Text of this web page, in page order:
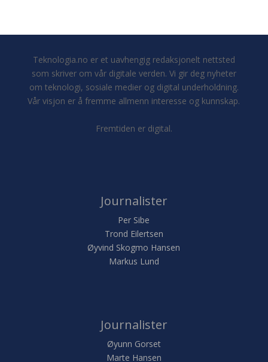
Teknologia.no er et uavhengig redaksjonelt nettsted
som skriver om vår digitale verden. Vi gir deg nyheter
om teknologi, sosiale medier og digital underholdning.
Vår visjon er å fremme allmenn interesse og kunnskap.
Fremtiden er digital.
Journalister
Per Sibe
Trond Eilertsen
Øyvind Skogmo Hansen
Markus Lund
Journalister
Øyunn Gorset
Marte Hansen